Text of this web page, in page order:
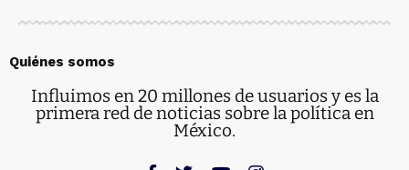
Quiénes somos
Influimos en 20 millones de usuarios y es la
primera red de noticias sobre la política en
México.